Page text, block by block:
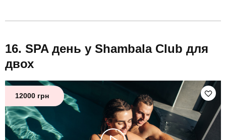
SPA день у Shambala Club для
двох
12000 грн